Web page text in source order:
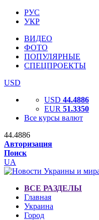
РУС
УКР
ВИДЕО
ФОТО
ПОПУЛЯРНЫЕ
СПЕЦПРОЕКТЫ
USD
USD 44.4886
EUR 51.3350
Все курсы валют
44.4886
Авторизация
Поиск
UA
ВСЕ РАЗДЕЛЫ
Главная
Украина
Город